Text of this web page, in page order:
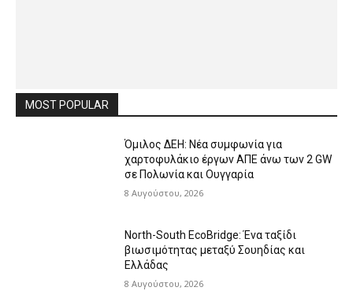
MOST POPULAR
Όμιλος ΔΕΗ: Νέα συμφωνία για
χαρτοφυλάκιο έργων ΑΠΕ άνω των 2 GW
σε Πολωνία και Ουγγαρία
8 Αυγούστου, 2026
North-South EcoBridge: Ένα ταξίδι
βιωσιμότητας μεταξύ Σουηδίας και
Ελλάδας
8 Αυγούστου, 2026